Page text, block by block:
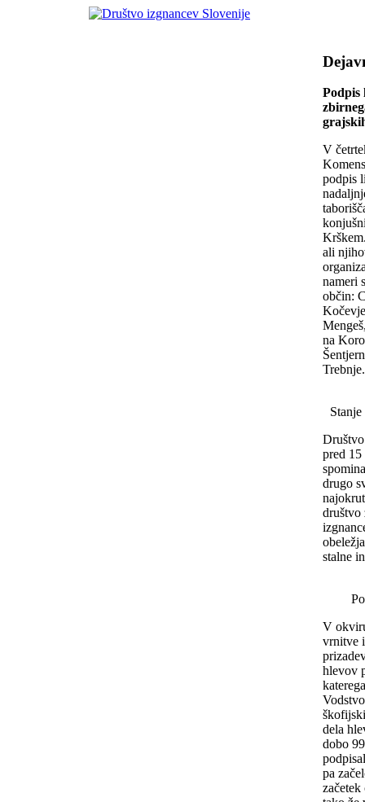
Podpis
V
podpis
ali
nameri
občin:
na
Trebnje.
pred 15
drugo
društvo
stalne
V
vrnitve
hlevov
dela
dobo
pa
začetek